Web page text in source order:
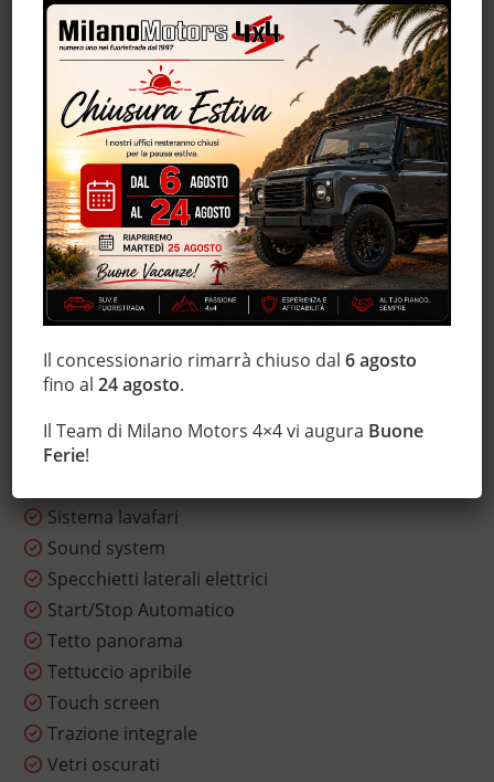
Hill holder
Immobilizzatore elettronico
Interni in pelle
Isofix
Lettore CD
Limitatore di velocità
Luci diurne
Monitoraggio pressione pneumatici
MP3
Regolazione elettrica sedili
Sensore di luce
Sensore di pioggia
Sensori di parcheggio posteriori
Servosterzo
Sistema di navigazione
Sistema lavafari
Sound system
Specchietti laterali elettrici
Start/Stop Automatico
Tetto panorama
Tettuccio apribile
Touch screen
Trazione integrale
Vetri oscurati
Il concessionario rimarrà chiuso dal6 agosto
fino al24 agosto.
Il Team di Milano Motors 4×4 vi augura Buone
Ferie!